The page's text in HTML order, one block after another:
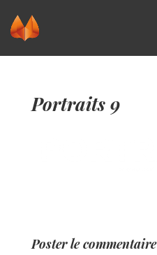
Portraits 9
Poster le commentaire